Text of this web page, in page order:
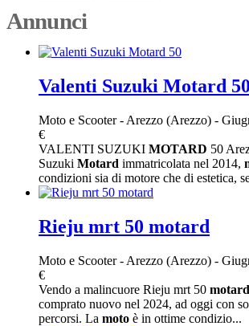
Annunci
Valenti Suzuki Motard 50
Moto e Scooter- Arezzo (Arezzo) -
€
VALENTI SUZUKI MOTARD 50
Suzuki Motard immatricolata nel 2014,
condizioni sia di motore che di estetica,
Rieju mrt 50 motard
Moto e Scooter- Arezzo (Arezzo) -
€
Vendo a malincuore Rieju mrt 50 motard
comprato nuovo nel 2024, ad oggi con
percorsi. La moto è in ottime condizio...